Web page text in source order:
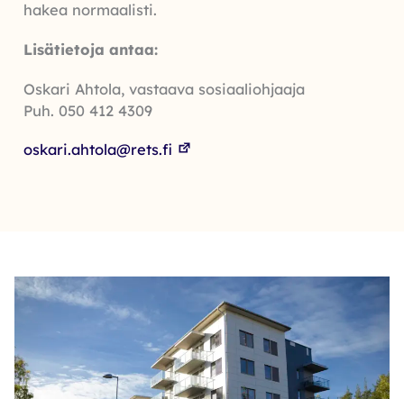
hakea normaalisti.
Lisätietoja antaa:
Oskari Ahtola, vastaava sosiaaliohjaaja
Puh. 050 412 4309
oskari.ahtola@rets.fi